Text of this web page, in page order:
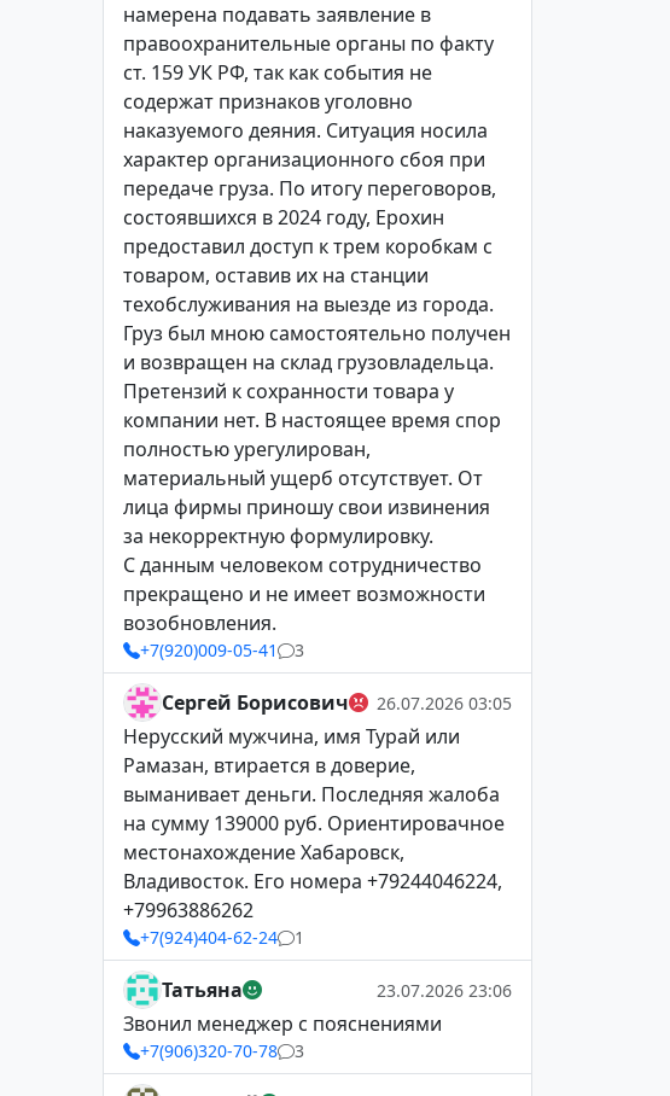
намерена подавать заявление в
правоохранительные органы по факту
ст. 159 УК РФ, так как события не
содержат признаков уголовно
наказуемого деяния. Ситуация носила
характер организационного сбоя при
передаче груза. По итогу переговоров,
состоявшихся в 2024 году, Ерохин
предоставил доступ к трем коробкам с
товаром, оставив их на станции
техобслуживания на выезде из города.
Груз был мною самостоятельно получен
и возвращен на склад грузовладельца.
Претензий к сохранности товара у
компании нет. В настоящее время спор
полностью урегулирован,
материальный ущерб отсутствует. От
лица фирмы приношу свои извинения
за некорректную формулировку.
С данным человеком сотрудничество
прекращено и не имеет возможности
возобновления.
+7(920)009-05-41 3
Сергей Борисович 26.07.2026 03:05
Нерусский мужчина, имя Турай или
Рамазан, втирается в доверие,
выманивает деньги. Последняя жалоба
на сумму 139000 руб. Ориентировачное
местонахождение Хабаровск,
Владивосток. Его номера +79244046224,
+79963886262
+7(924)404-62-24 1
Татьяна 23.07.2026 23:06
Звонил менеджер с пояснениями
+7(906)320-70-78 3